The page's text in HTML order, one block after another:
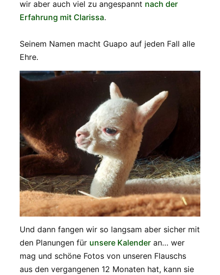
wir aber auch viel zu angespannt nach der
Erfahrung mit Clarissa.
Seinem Namen macht Guapo auf jeden Fall alle
Ehre.
Und dann fangen wir so langsam aber sicher mit
den Planungen für unsere Kalender an… wer
mag und schöne Fotos von unseren Flauschs
aus den vergangenen 12 Monaten hat, kann sie